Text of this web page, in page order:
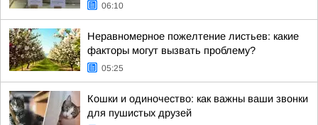
06:10
Неравномерное пожелтение листьев: какие
факторы могут вызвать проблему?
05:25
Кошки и одиночество: как важны ваши звонки
для пушистых друзей